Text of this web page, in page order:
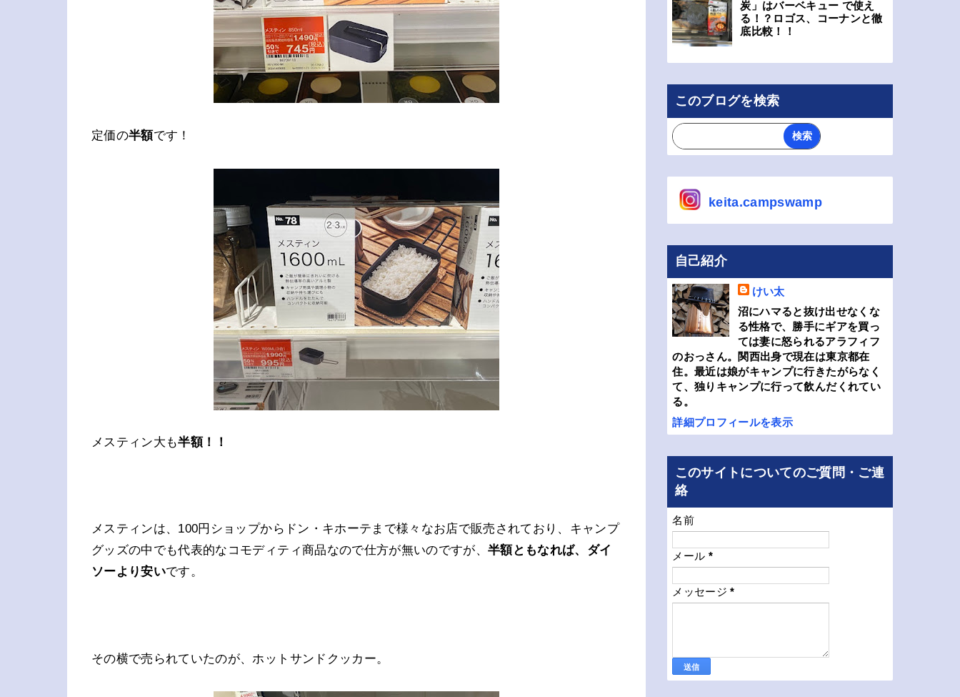
定価の半額です！
メスティン大も半額！！
メスティンは、100円ショップからドン・キホーテまで様々なお店で販売されており、キャンプ
グッズの中でも代表的なコモディティ商品なので仕方が無いのですが、 半額ともなれば、ダイ
ソーより安いです。
その横で売られていたのが、ホットサンドクッカー。
炭」はバーベキュー で使え
る！？ロゴス、コーナンと徹
底比較！！
このブログを検索
keita.campswamp
自己紹介
けい太
沼にハマると抜け出せなくな
る性格で、勝手にギアを買っ
ては妻に怒られるアラフィフ
のおっさん。関西出身で現在は東京都在
住。最近は娘がキャンプに行きたがらなく
て、独りキャンプに行って飲んだくれてい
る。
詳細プロフィールを表示
このサイトについてのご質問・ご連
絡
名前
メール *
メッセージ*